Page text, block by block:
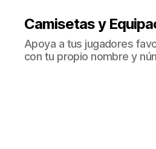
Camisetas y
Apoya a tus jugadores
con tu propio nombre y